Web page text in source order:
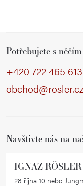
Potřebujete s
+420 722 465 613
Navštivte nás na
IGNAZ RÖSLER
28 října 10 nebo